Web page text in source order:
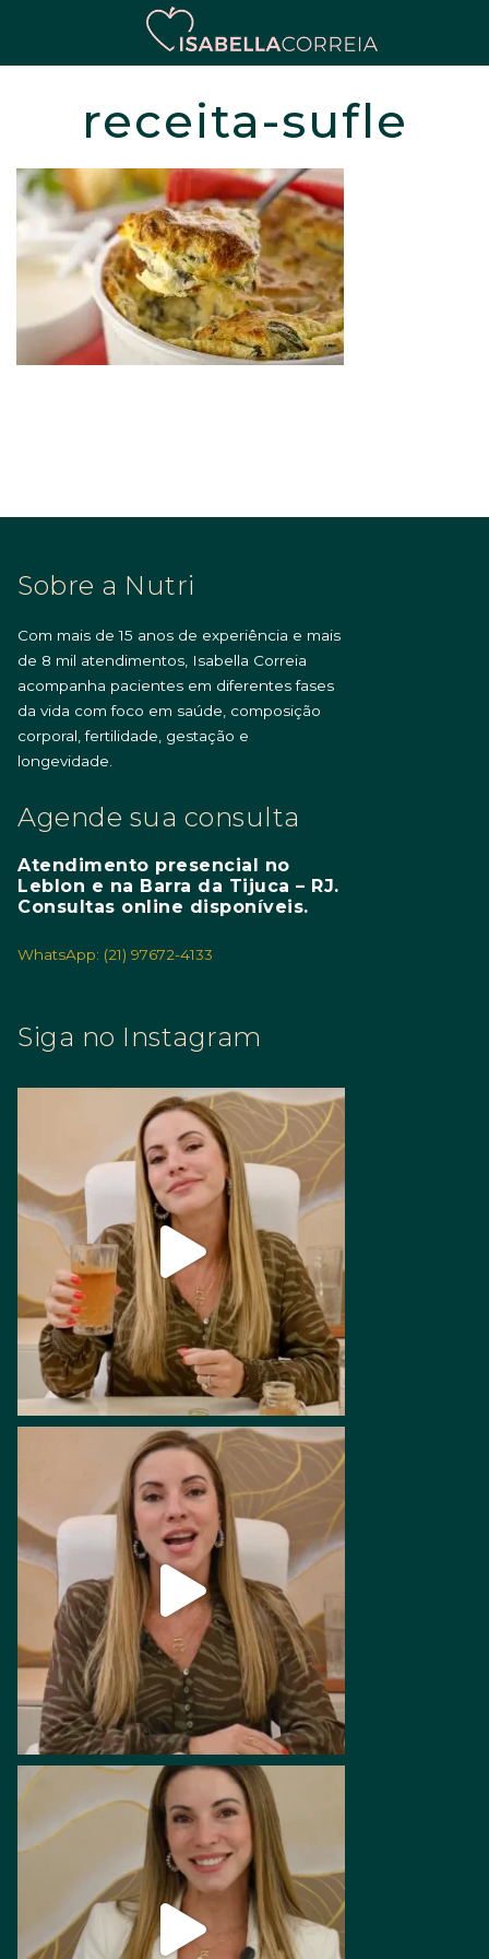
receita-sufle
Sobre a Nutri
Com mais de 15 anos de experiência e mais
de 8 mil atendimentos, Isabella Correia
acompanha pacientes em diferentes fases
da vida com foco em saúde, composição
corporal, fertilidade, gestação e
longevidade.
Agende sua consulta
Atendimento presencial no
Leblon e na Barra da Tijuca – RJ.
Consultas online disponíveis.
WhatsApp: (21) 97672-4133
Siga no Instagram